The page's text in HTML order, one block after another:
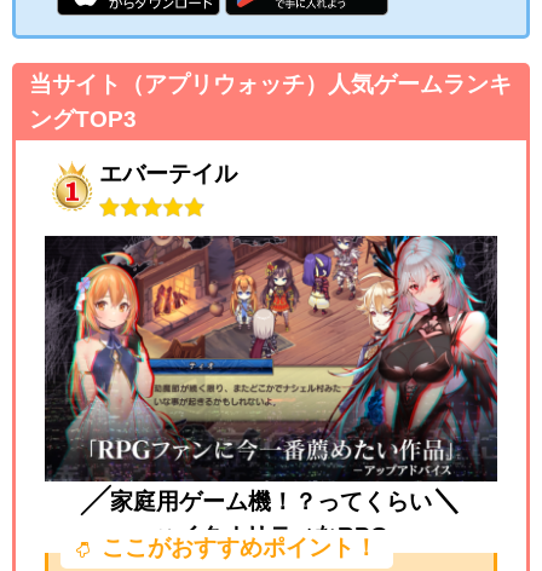
当サイト（アプリウォッチ）人気ゲームランキ
ングTOP3
エバーテイル
╱家庭用ゲーム機！？ってくらい＼
ハイクオリティなRPG
ここがおすすめポイント！